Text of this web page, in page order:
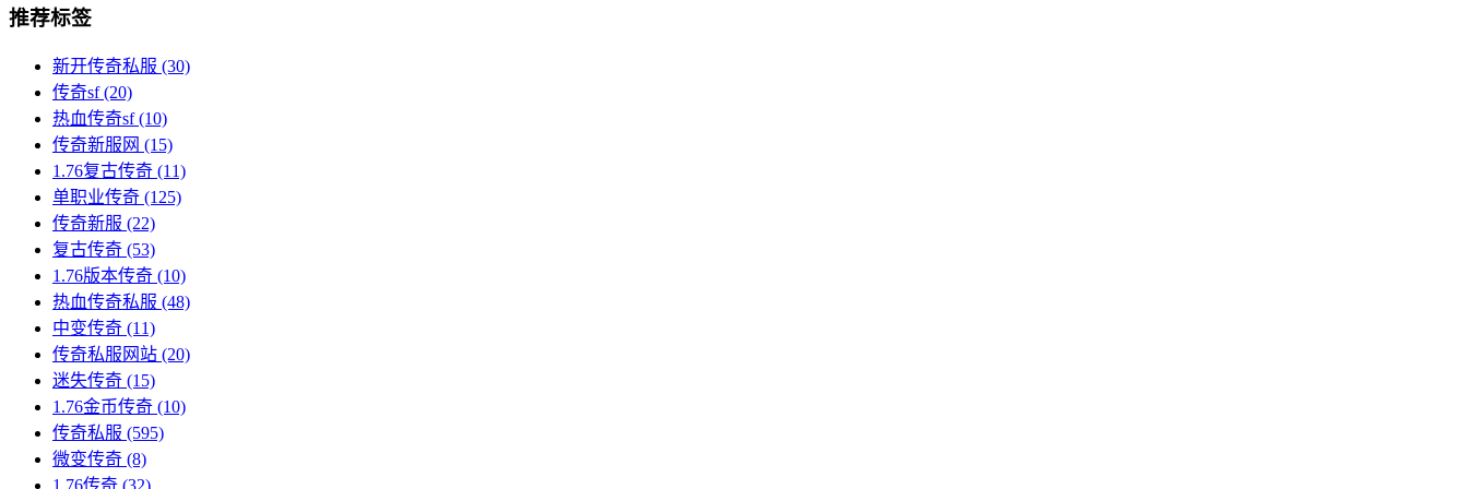
推荐标签
新开传奇私服 (30)
传奇sf(20)
热血传奇sf(10)
传奇新服网 (15)
1.76复古传奇 (11)
单职业传奇 (125)
传奇新服 (22)
复古传奇 (53)
1.76版本传奇 (10)
热血传奇私服 (48)
中变传奇 (11)
传奇私服网站 (20)
迷失传奇 (15)
1.76金币传奇 (10)
传奇私服 (595)
微变传奇 (8)
1.76传奇 (32)